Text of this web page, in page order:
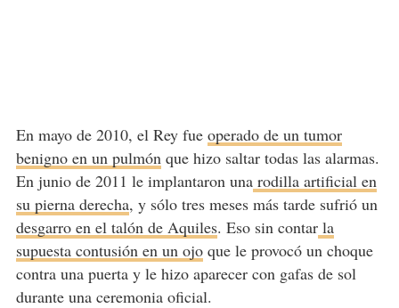
En mayo de 2010, el Rey fue operado de un tumor
benigno en un pulmón que hizo saltar todas las alarmas.
En junio de 2011 le implantaron unarodilla artificial en
su pierna derecha, y sólo tres meses más tarde sufrió un
desgarro en el talón de Aquiles. Eso sin contarla
supuesta contusión en un ojoque le provocó un choque
contra una puerta y le hizo aparecer con gafas de sol
durante una ceremonia oficial.